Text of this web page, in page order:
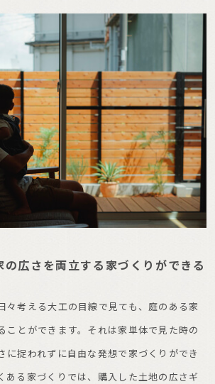
の広さを両立する家づくりができる
々考える大工の目線で見ても、庭のある家
ことができます。それは家単体で見た時の
に捉われずに自由な発想で家づくりができ
ある家づくりでは、購入した土地の広さギ